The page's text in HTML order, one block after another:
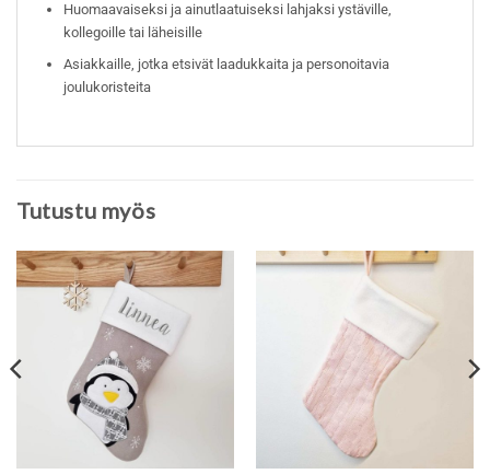
Huomaavaiseksi ja ainutlaatuiseksi lahjaksi ystäville,
kollegoille tai läheisille
Asiakkaille, jotka etsivät laadukkaita ja personoitavia
joulukoristeita
Tutustu myös